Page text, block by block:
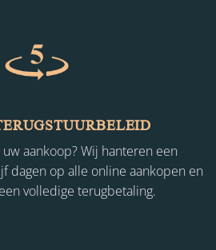
aankoop? Wij hanteren een
dagen op alle online aankopen en
volledige terugbetaling.